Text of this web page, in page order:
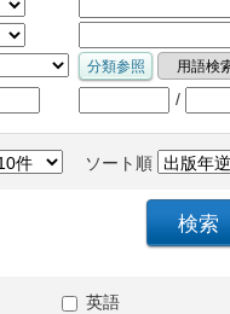
/
ソート順
英語